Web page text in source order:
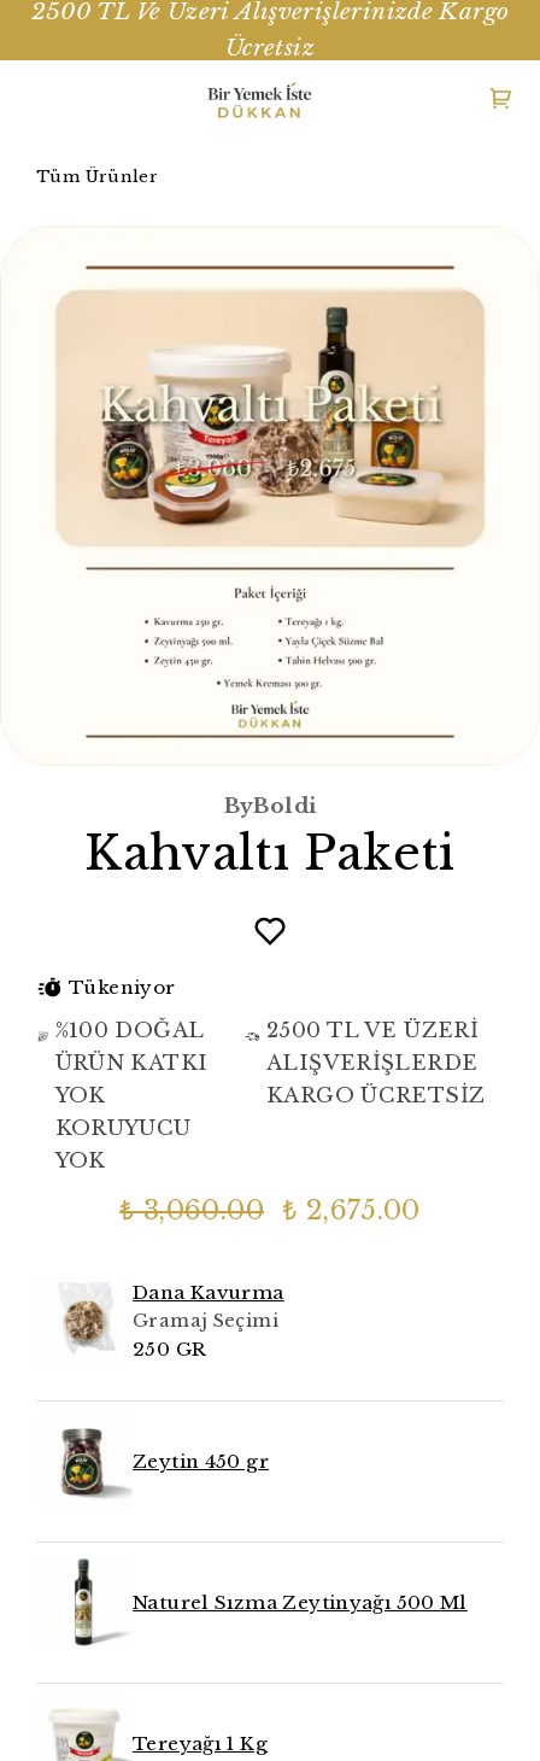
2500 TL Ve Üzeri Alışverişlerinizde Kargo
Ücretsiz
Tüm Ürünler
ByBoldi
Kahvaltı Paketi
Tükeniyor
%100 DOĞAL
ÜRÜN KATKI
YOK
KORUYUCU
YOK
2500 TL VE ÜZERİ
ALIŞVERİŞLERDE
KARGO ÜCRETSİZ
₺ 3,060.00 ₺ 2,675.00
Dana Kavurma
Gramaj Seçimi
250 GR
Zeytin 450 gr
Naturel Sızma Zeytinyağı 500 Ml
Tereyağı 1 Kg